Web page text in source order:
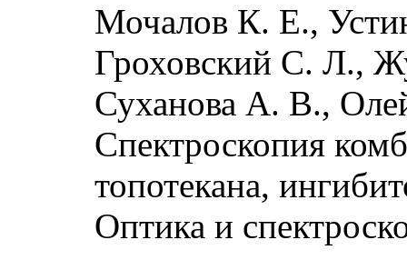
Мочалов К. Е.,
Гроховский С. Л.,
Суханова А. В.,
Спектроскопия
топотекана,
Оптика и